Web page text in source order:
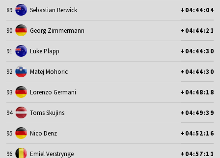
89 Sebastian Berwick +04:44:04
90 Georg Zimmermann +04:44:21
91 Luke Plapp +04:44:30
92 Matej Mohoric +04:44:30
93 Lorenzo Germani +04:48:18
94 Toms Skujins +04:49:39
95 Nico Denz +04:52:16
96 Emiel Verstrynge +04:57:11